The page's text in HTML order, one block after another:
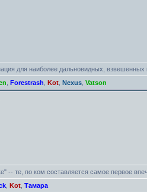
для наиболее дальновидных, взвешенных
Forestrash Kot Nexus Vatson
-- те, по ком составляется самое первое
Kot Тамара